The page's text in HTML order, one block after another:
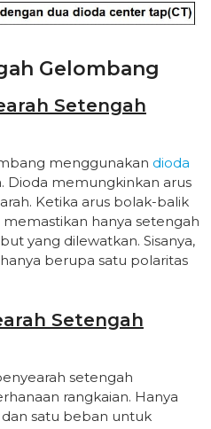
Gelombang
Setengah
menggunakan dioda
Dioda memungkinkan arus
Ketika arus bolak-balik
hanya setengah
yang dilewatkan. Sisanya,
berupa satu polaritas
Setengah
setengah
rangkaian. Hanya
satu beban untuk